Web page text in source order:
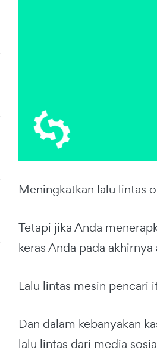
Meningkatkan lalu lintas
Tetapi jika Anda
keras Anda pada
Lalu lintas mesin pencari
Dan dalam kebanyakan
lalu lintas dari media